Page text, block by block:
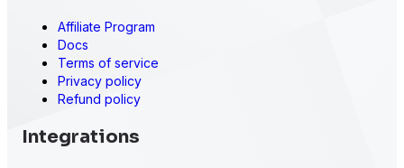
Affiliate Program
Docs
Terms of service
Privacy policy
Refund policy
Integrations